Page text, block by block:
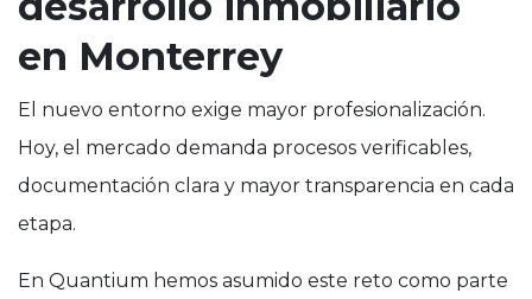
en Monterrey
El nuevo entorno exige mayor profesionalización.
Hoy, el mercado demanda procesos verificables,
documentación clara y mayor transparencia en cada
etapa.
En Quantium hemos asumido este reto como parte